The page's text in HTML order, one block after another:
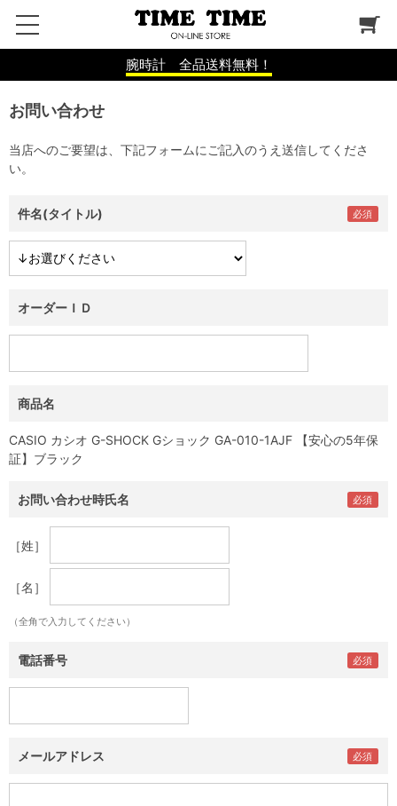
腕時計 全品送料無料！
お問い合わせ
当店へのご要望は、下記フォームにご記入のうえ送信してくださ
い。
件名(タイトル)
オーダーＩＤ
商品名
CASIO カシオ G-SHOCK Gショック GA-010-1AJF 【安心の5年保
証】ブラック
お問い合わせ時氏名
［姓］
［名］
（全角で入力してください）
電話番号
メールアドレス